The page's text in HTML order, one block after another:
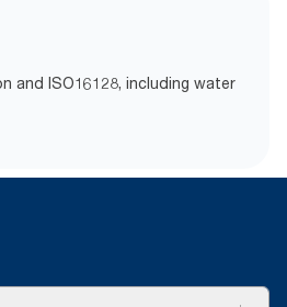
and ISO16128, including water